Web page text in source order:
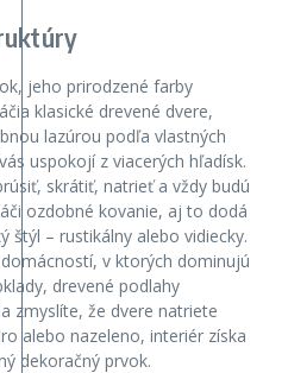
jeho prirodzené farby
klasické drevené dvere,
lazúrou podľa vlastných
uspokojí z viacerých hľadísk.
skrátiť, natrieť a vždy budú
ozdobné kovanie, aj to dodá
štýl – rustikálny alebo vidiecky.
v ktorých dominujú
drevené podlahy
zmyslíte, že dvere natriete
alebo nazeleno, interiér získa
dekoračný prvok.